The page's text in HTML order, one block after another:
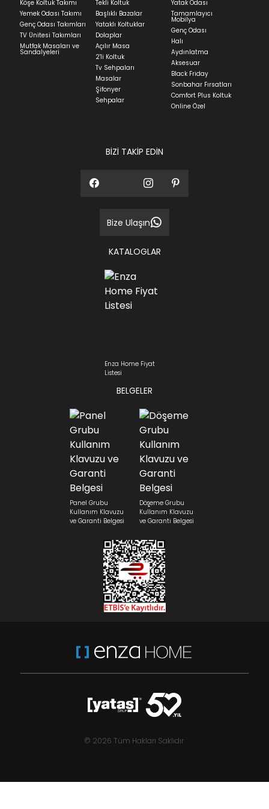
Yatak siparişlerinizin teslim süresi yaşadığınız şehre
ve ürünün stok durumuna göre ortalama 5-24 iş
günüdür.
Panel ve Döşeme grubu ürün siparişlerinizin teslim
süresi yaşadığınız şehre ve ürünün stok durumuna
göre ortalama 30-45 iş günüdür.
Siparişlerim bölümünden sürecinizi takip edebilirsiniz.
Sıkça Sorulan Sorularbölümünü ziyaret
Köşe Koltuk Takımı
Yemek Odası Takımı
Genç Odası Takımları
TV Ünitesi Takımları
Mutfak Masaları ve
Sandalyeleri
Tekli Koltuk
Başlıklı Bazalar
Yataklı Koltuklar
Dolaplar
Açılır Masa
2'li Koltuk
Tv Sehpaları
Masalar
Şifonyer
Sehpalar
Yatak Odası
Tamamlayıcı
Mobilya
Genç Odası
Halı
Aydınlatma
Aksesuar
Black Friday
Sonbahar Fırsatları
Comfort Plus Koltuk
Online Özel
BİZİ TAKİP EDİN
Bize Ulaşın
KATALOGLAR
Enza Home Fiyat
Listesi
BELGELER
Panel Grubu
Kullanım Klavuzu
ve Garanti Belgesi
Döşeme Grubu
Kullanım Klavuzu
ve Garanti Belgesi
© 2026 Tüm Hakları Saklıdır.